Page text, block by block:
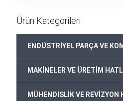
Ürün Kategorileri
ENDÜSTRİYEL PARÇA VE
MAKİNELER VE ÜRETİM
MÜHENDİSLİK VE REVİZYON